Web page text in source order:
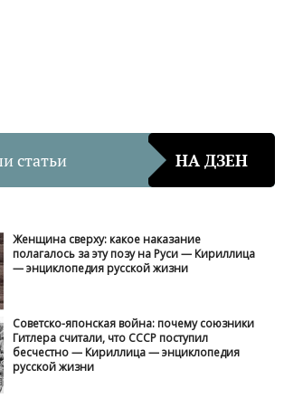
статьи НА ДЗЕН
Женщина сверху: какое наказание
полагалось за эту позу на Руси — Кириллица
— энциклопедия русской жизни
Советско-японская война: почему союзники
Гитлера считали, что СССР поступил
бесчестно — Кириллица — энциклопедия
русской жизни